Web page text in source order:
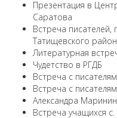
Презентация в
Саратова
Встреча
Татищевского
Литературная
Чудетство в РГДБ
Встреча с
Встреча с
Александра
Встреча учащихся